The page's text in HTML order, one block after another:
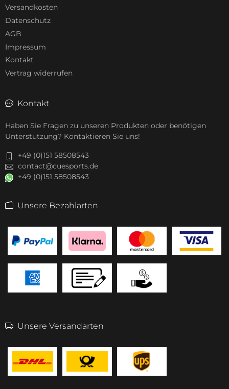
Versandkosten
Datenschutz
AGB
Impressum
Kontakt
Vertrag widerrufen
Kontakt
Haben Sie Fragen zu unseren Produkten oder benötigen
Unterstützung? Kontaktieren Sie uns!
+49 (0)151 58508543
contact@cuesports.de
+49 (0)151 58508543
Unsere Bezahlarten
Unsere Versandarten